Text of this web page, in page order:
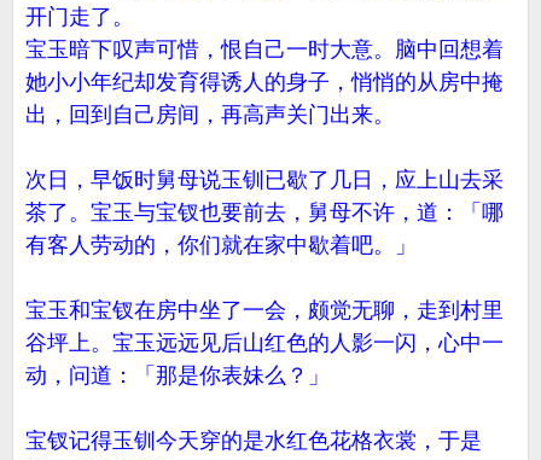
开门走了。
宝玉暗下叹声可惜，恨自己一时大意。脑中回想着
她小小年纪却发育得诱人的身子，悄悄的从房中掩
出，回到自己房间，再高声关门出来。
次日，早饭时舅母说玉钏已歇了几日，应上山去采
茶了。宝玉与宝钗也要前去，舅母不许，道：「哪
有客人劳动的，你们就在家中歇着吧。」
宝玉和宝钗在房中坐了一会，颇觉无聊，走到村里
谷坪上。宝玉远远见后山红色的人影一闪，心中一
动，问道：「那是你表妹么？」
宝钗记得玉钏今天穿的是水红色花格衣裳，于是